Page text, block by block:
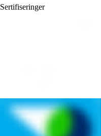
Sertifiseringer